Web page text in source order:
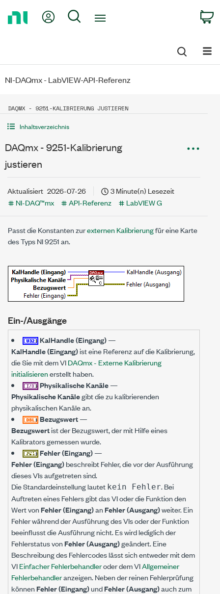
My Account
Search
NI-DAQmx - LabVIEW-API-Referenz
DAQMX - 9251-KALIBRIERUNG JUSTIEREN
Inhaltsverzeichnis
DAQmx - 9251-Kalibrierung
justieren
Aktualisiert 2026-07-26
3 Minute(n) Lesezeit
NI-DAQ™mx
API-Referenz LabVIEW G
Passt die Konstanten zurexternen Kalibrierungfür eine Karte
des Typs NI 9251 an.
Ein-/Ausgänge
KalHandle (Eingang)—
KalHandle (Eingang)ist eine Referenz auf die Kalibrierung,
die Sie mit dem VIDAQmx - Externe Kalibrierung
initialisierenerstellt haben.
Physikalische Kanäle—
Physikalische Kanälegibt die zu kalibrierenden
physikalischen Kanäle an.
Bezugswert—
Bezugswertist der Bezugswert, der mit Hilfe eines
Kalibrators gemessen wurde.
Fehler (Eingang)—
Fehler (Eingang)beschreibt Fehler, die vor der Ausführung
dieses VIs aufgetreten sind.
Die Standardeinstellung lautet kein Fehler. Bei
Auftreten eines Fehlers gibt das VI oder die Funktion den
Wert vonFehler (Eingang)anFehler (Ausgang)weiter. Ein
Fehler während der Ausführung des VIs oder der Funktion
beeinflusst die Ausführung nicht. Es wird lediglich der
Fehlerstatus vonFehler (Ausgang)geändert. Eine
Beschreibung des Fehlercodes lässt sich entweder mit dem
VIEinfacher Fehlerbehandleroder dem VIAllgemeiner
Fehlerbehandleranzeigen. Neben der reinen Fehlerprüfung
könnenFehler (Eingang)undFehler (Ausgang)auch zum